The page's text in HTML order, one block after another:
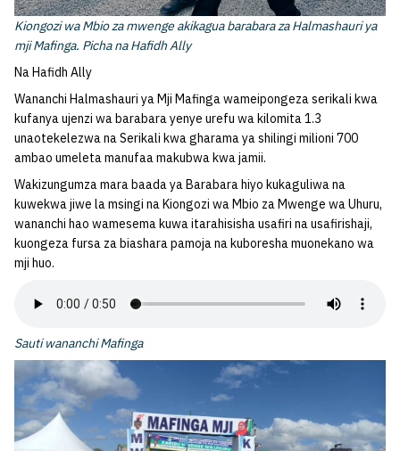
Kiongozi wa Mbio za mwenge akikagua barabara za Halmashauri ya
mji Mafinga. Picha na Hafidh Ally
Na Hafidh Ally
Wananchi Halmashauri ya Mji Mafinga wameipongeza serikali kwa
kufanya ujenzi wa barabara yenye urefu wa kilomita 1.3
unaotekelezwa na Serikali kwa gharama ya shilingi milioni 700
ambao umeleta manufaa makubwa kwa jamii.
Wakizungumza mara baada ya Barabara hiyo kukaguliwa na
kuwekwa jiwe la msingi na Kiongozi wa Mbio za Mwenge wa Uhuru,
wananchi hao wamesema kuwa itarahisisha usafiri na usafirishaji,
kuongeza fursa za biashara pamoja na kuboresha muonekano wa
mji huo.
Sauti wananchi Mafinga